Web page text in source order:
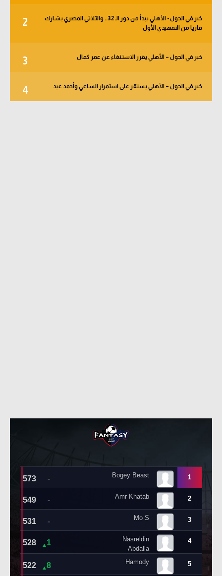
2
خبر في الجول - الأهلي يبدأ من دور الـ 32.. والثلاثي المصري يشارك
قاريا من التمهيدي الأول
3 خبر في الجول – الأهلي يقرر الاستنغاء عن عمر كمال
4 خبر في الجول – الأهلي يستقر على استمرار الساعي وأحمد عيد